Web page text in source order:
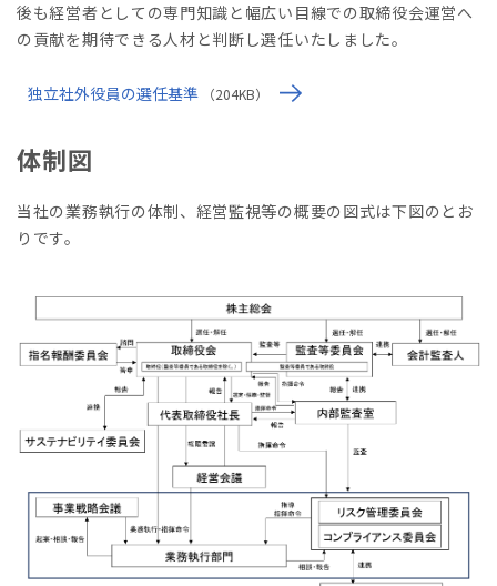
後も経営者としての専門知識と幅広い目線での取締役会運営へ
の貢献を期待できる人材と判断し選任いたしました。
独立社外役員の選任基準 （204KB）
体制図
当社の業務執行の体制、経営監視等の概要の図式は下図のとお
りです。